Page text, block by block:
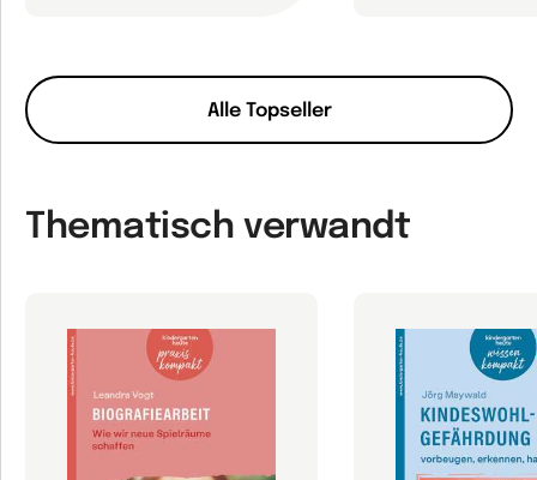
Alle Topseller
Thematisch verwandt